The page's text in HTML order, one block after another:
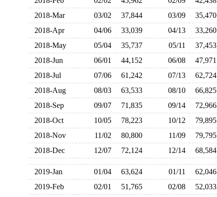
2018-Mar
03/02 37,844 03/09
2018-Apr
04/06 33,039 04/13
2018-May
05/04 35,737 05/11
2018-Jun
06/01 44,152 06/08
2018-Jul
07/06 61,242 07/13
2018-Aug
08/03 63,533 08/10
2018-Sep
09/07 71,835 09/14
2018-Oct
10/05 78,223 10/12
2018-Nov
11/02 80,800 11/09
2018-Dec
12/07 72,124 12/14
2019-Jan 01/04 63,624 01/11
2019-Feb
02/01 51,765 02/08